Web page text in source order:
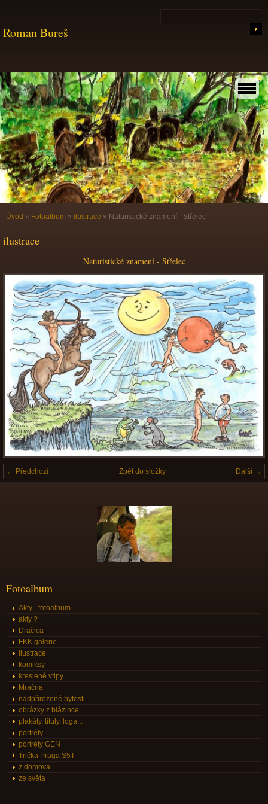
Roman Bureš
Úvod » Fotoalbum » ilustrace » Naturistické znamení - Střelec
ilustrace
Naturistické znamení - Střelec
← Předchozí Další →
Zpět do složky
Fotoalbum
Akty - fotoalbum
akty ?
Dračica
FKK galerie
ilustrace
komiksy
kreslené vtipy
Mračna
nadpřirozené bytosti
obrázky z blázince
plakáty, tituly, loga...
portréty
portréty GEN
Trička Praga S5T
z domova
ze světa